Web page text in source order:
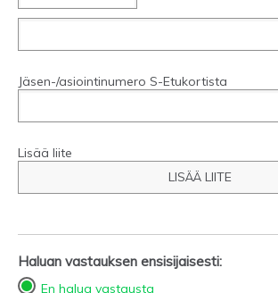
Jäsen-/asiointinumero S-Etukortista
Lisää liite
LISÄÄ LIITE
Haluan vastauksen ensisijaisesti:
En halua vastausta